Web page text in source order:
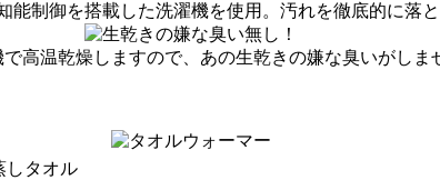
能制御を搭載した洗濯機を使用。汚れを徹底的に落と
高温乾燥しますので、あの生乾きの嫌な臭いがしま